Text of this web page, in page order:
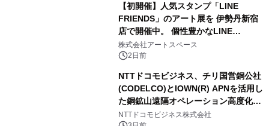
【初開催】人気スタンプ「LINE
FRIENDS」のアート展を 伊勢丹新宿
店で開催中。 個性豊かなLINE
FRIENDSの仲間たちが インテリアア
ートとして新たな魅力を発信。
株式会社アートスペース
2日前
NTTドコモビジネス、チリ国営銅公社
(CODELCO)とIOWN(R) APNを活用し
た銅鉱山遠隔オペレーション高度化に
向けた調査・実証を開始
NTTドコモビジネス株式会社